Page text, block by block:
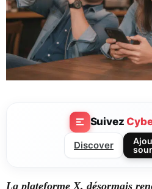
Suivez
Discover
La plateforme X, désormais